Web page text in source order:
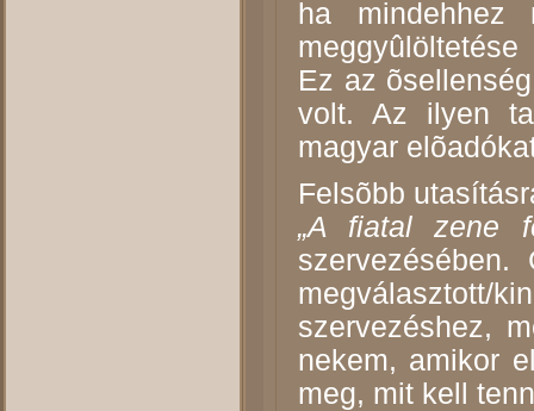
ha
Ez az
volt. Az ilyen
magyar
Felsõbb
„A fiatal zene
megválasztott/
szervezéshez,
nekem, amikor
meg, mit kell